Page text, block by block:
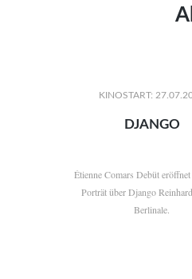
KINOSTART:
DJANGO
Étienne Comars Debüt
Porträt über Django
Berlinale.